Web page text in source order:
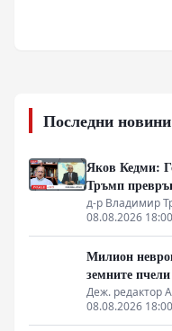
Последни новини
Яков Кедми:
Тръмп
д-р Владимир
08.08.2026 18:00
Милион
земните
Деж. редактор
08.08.2026 18:00